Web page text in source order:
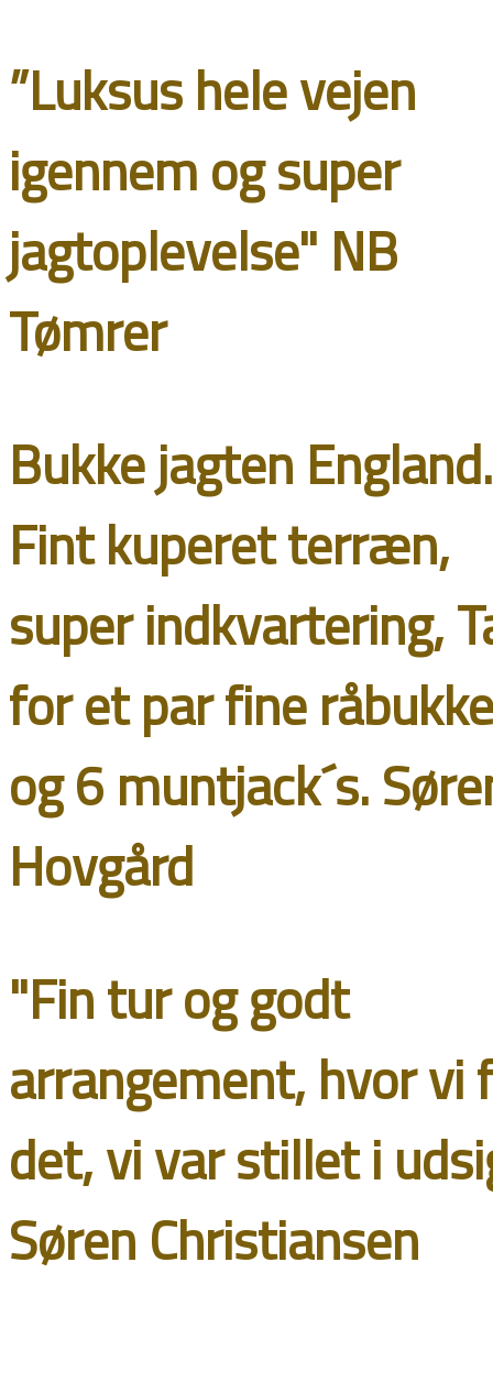
”Luksus hele vejen
igennem og super
jagtoplevelse" NB
Tømrer
Bukke jagten England.
Fint kuperet terræn,
super indkvartering,
for et par fine råbukke
og 6 muntjack´s.
Hovgård
"Fin tur og godt
arrangement, hvor vi
det, vi var stillet i
Søren Christiansen